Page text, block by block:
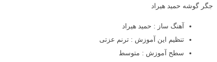
جگر گوشه حمید هیراد
آهنگ ساز : حمید هیراد
تنظیم این آموزش : ترنم عزتی
سطح آموزش : متوسط